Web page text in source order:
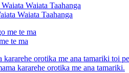
Waiata Taahanga
te ma
kararehe orotika me ana tamariki.